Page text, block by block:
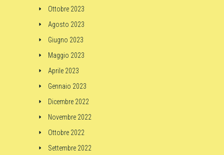
Ottobre 2023
Agosto 2023
Giugno 2023
Maggio 2023
Aprile 2023
Gennaio 2023
Dicembre 2022
Novembre 2022
Ottobre 2022
Settembre 2022